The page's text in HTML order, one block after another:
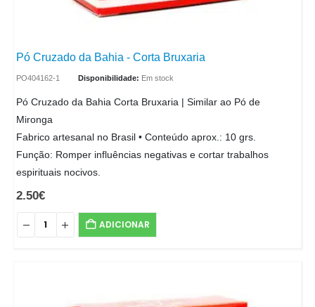
Pó Cruzado da Bahia - Corta Bruxaria
PO404162-1 Disponibilidade: Em stock
Pó Cruzado da Bahia Corta Bruxaria | Similar ao Pó de
Mironga
Fabrico artesanal no Brasil • Conteúdo aprox.: 10 grs.
Função: Romper influências negativas e cortar trabalhos
espirituais nocivos.
2.50€
ADICIONAR